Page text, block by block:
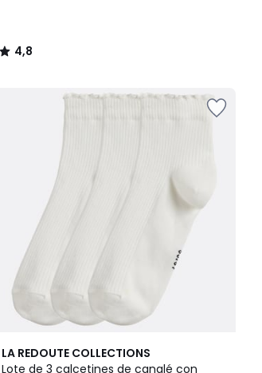
4,8
/
LA REDOUTE COLLECTIONS
Lote de 3 calcetines de canalé con
5
/
3
Colores